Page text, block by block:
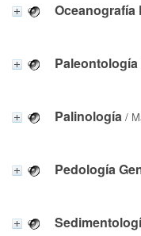
Oceanografía
Paleontología
Palinología /
Pedología